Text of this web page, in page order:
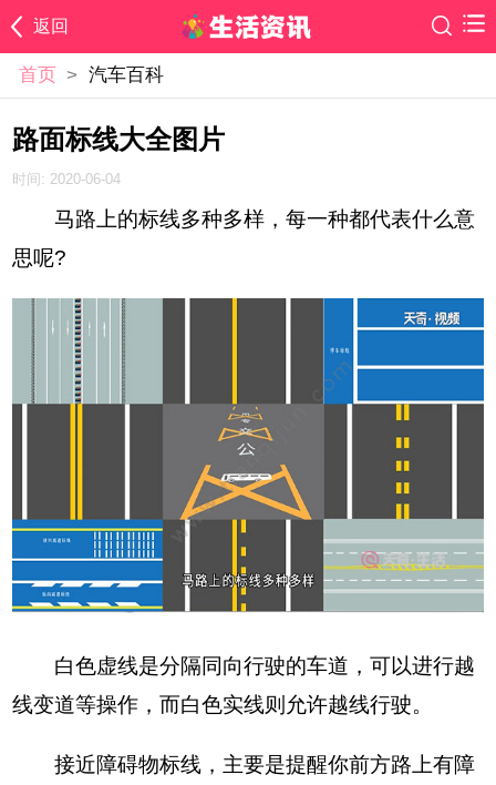
返回
首页 > 汽车百科
路面标线大全图片
时间: 2020-06-04
马路上的标线多种多样，每一种都代表什么意
思呢?
白色虚线是分隔同向行驶的车道，可以进行越
线变道等操作，而白色实线则允许越线行驶。
接近障碍物标线，主要是提醒你前方路上有障